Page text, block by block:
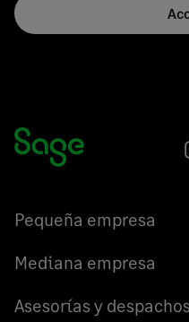
Pequeña empresa
Mediana empresa
Asesorías y